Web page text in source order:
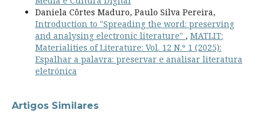
Daniela Côrtes Maduro, Paulo Silva Pereira,
Introduction to "Spreading the word: preserving
and analysing electronic literature" , MATLIT:
Materialities of Literature: Vol. 12 N.º 1 (2025):
Espalhar a palavra: preservar e analisar literatura
eletrónica
Artigos Similares